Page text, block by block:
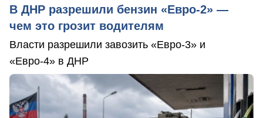
В ДНР разрешили бензин «Евро-2» —
чем это грозит водителям
Власти разрешили завозить «Евро-3» и
«Евро-4» в ДНР